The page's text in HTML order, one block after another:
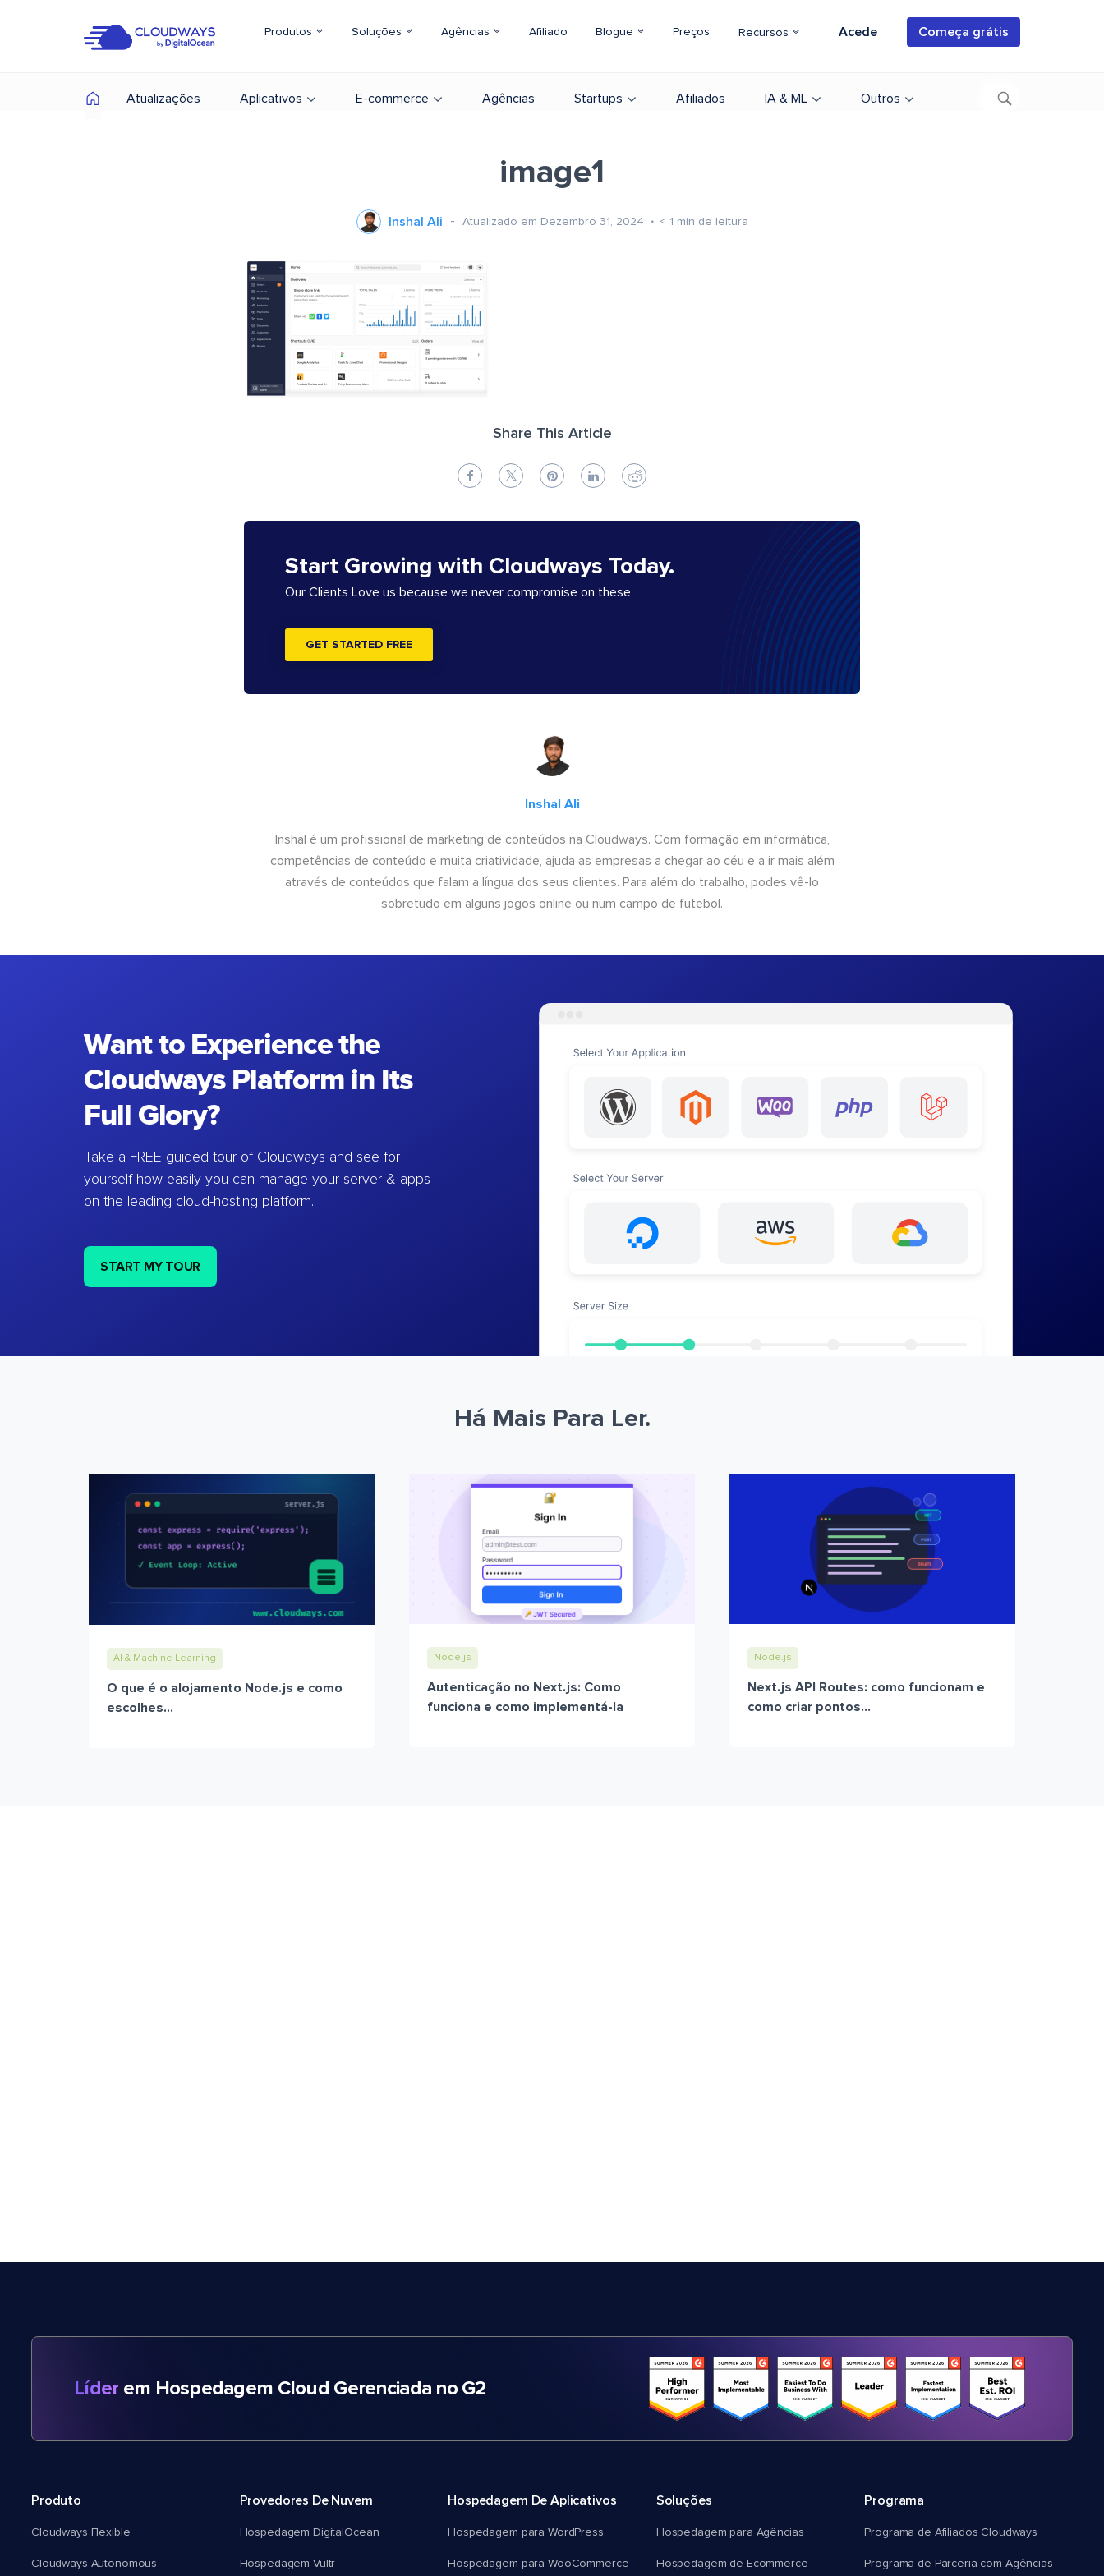
Produtos Soluções Agências Afiliado Blogue Preços Recursos Acede Começa grátis
Atualizações Aplicativos E-commerce Agências Startups Afiliados IA & ML Outros
image1
Inshal Ali Atualizado em Dezembro 31, 2024 < 1 min de leitura
Share This Article
Start Growing with Cloudways Today.
Our Clients Love us because we never compromise on these
GET STARTED FREE
Inshal Ali
Inshal é um profissional de marketing de conteúdos na Cloudways. Com formação em informática,
competências de conteúdo e muita criatividade, ajuda as empresas a chegar ao céu e a ir mais além
através de conteúdos que falam a língua dos seus clientes. Para além do trabalho, podes vê-lo
sobretudo em alguns jogos online ou num campo de futebol.
Want to Experience the
Cloudways Platform in Its
Full Glory?
Take a FREE guided tour of Cloudways and see for
yourself how easily you can manage your server & apps
on the leading cloud-hosting platform.
START MY TOUR
Há Mais Para Ler.
AI & Machine Learning
O que é o alojamento Node.js e como
escolhes...
Node.js
Autenticação no Next.js: Como
funciona e como implementá-la
Node.js
Next.js API Routes: como funcionam e
como criar pontos...
Líder em Hospedagem Cloud Gerenciada no G2
Produto
Cloudways Flexible
Cloudways Autonomous
Provedores De Nuvem
Hospedagem DigitalOcean
Hospedagem Vultr
Hospedagem De Aplicativos
Hospedagem para WordPress
Hospedagem para WooCommerce
Soluções
Hospedagem para Agências
Hospedagem de Ecommerce
Programa
Programa de Afiliados Cloudways
Programa de Parceria com Agências